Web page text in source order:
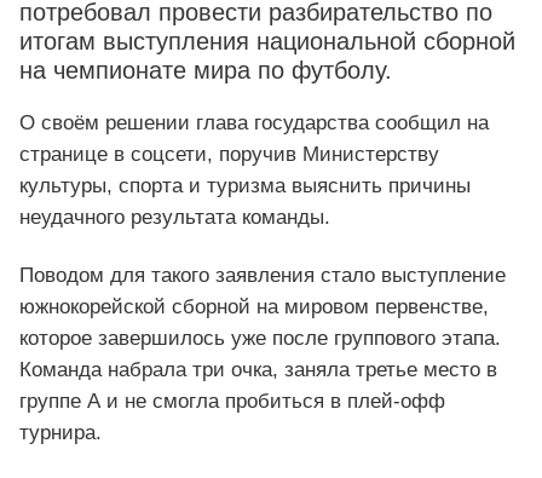
потребовал провести разбирательство по
итогам выступления национальной сборной
на чемпионате мира по футболу.
О своём решении глава государства сообщил на
странице в соцсети, поручив Министерству
культуры, спорта и туризма выяснить причины
неудачного результата команды.
Поводом для такого заявления стало выступление
южнокорейской сборной на мировом первенстве,
которое завершилось уже после группового этапа.
Команда набрала три очка, заняла третье место в
группе А и не смогла пробиться в плей-офф
турнира.